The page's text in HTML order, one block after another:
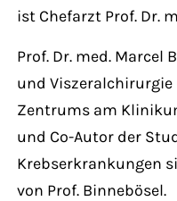
ist Chefarzt Prof. Dr.
Prof. Dr. med. Marcel
und Viszeralchirurgie
Zentrums am
und Co-Autor der
Krebserkrankungen
von Prof. Binnebösel.